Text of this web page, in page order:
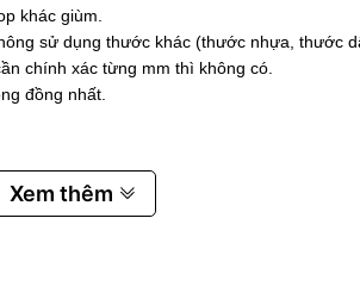
khác giùm.
sử dụng thước khác (thước nhựa, thước
chính xác từng mm thì không có.
đồng nhất.
Xem thêm